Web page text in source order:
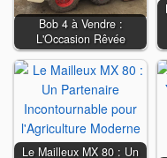
Bob 4 à Vendre :
L'Occasion Rêvée
Le Mailleux MX 80 : Un